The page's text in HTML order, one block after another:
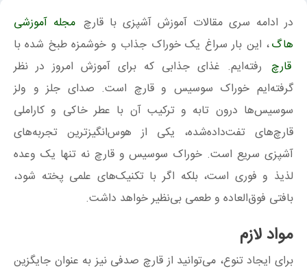
در ادامه سری مقالات آموزش آشپزی با قارچ مجله آموزشی
هاگ، این بار سراغ یک خوراک جذاب و خوشمزه طبخ شده با
قارچ رفته‌ایم. غذای جذابی که برای آموزش امروز در نظر
گرفته‌ایم خوراک سوسیس و قارچ است. صدای جلز و ولز
سوسیس‌ها درون تابه و ترکیب آن با عطر خاکی و کاراملی
قارچ‌های تفت‌داده‌شده، یکی از هوس‌انگیزترین تجربه‌های
آشپزی سریع است. خوراک سوسیس و قارچ نه تنها یک وعده
لذیذ و فوری است، بلکه اگر با تکنیک‌های علمی پخته شود،
بافتی فوق‌العاده و طعمی بی‌نظیر خواهد داشت.
مواد لازم
برای ایجاد تنوع، می‌توانید از قارچ صدفی نیز به عنوان جایگزین